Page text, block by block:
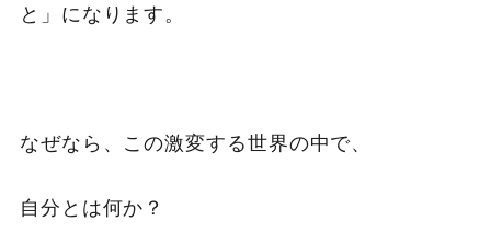
と」になります。
なぜなら、この激変する世界の中で、
自分とは何か？